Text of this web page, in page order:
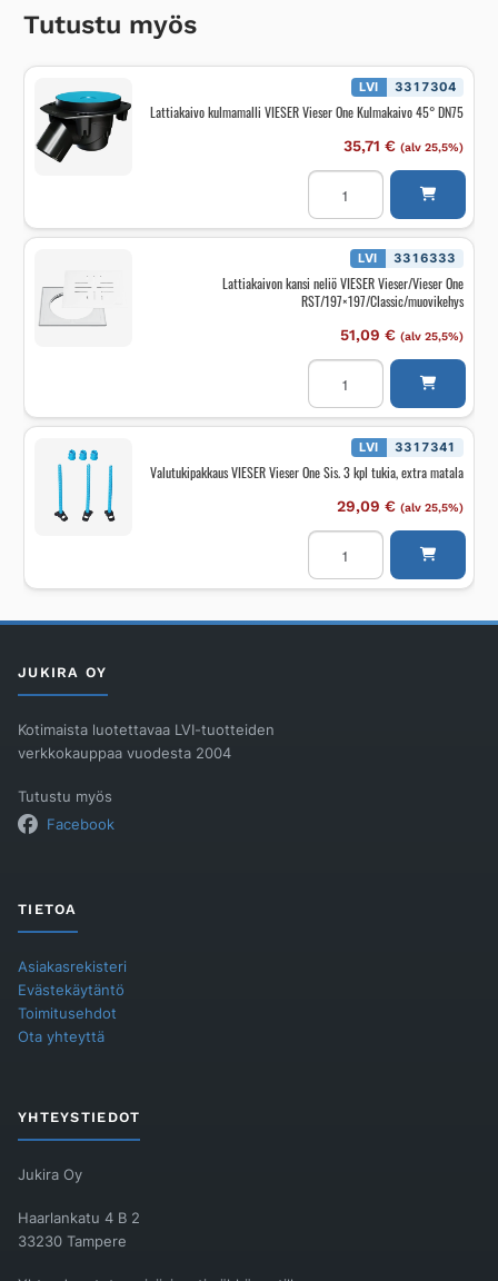
Tutustu myös
LVI 3317304
Lattiakaivo kulmamalli VIESER Vieser One Kulmakaivo 45° DN75
35,71 € (alv 25,5%)
Lattiakaivo
kulmamalli
VIESER
Vieser
One
Kulmakaivo
DN75
määrä
LVI 3316333
Lattiakaivon kansi neliö VIESER Vieser/Vieser One
RST/197×197/Classic/muovikehys
51,09 € (alv 25,5%)
Lattiakaivon
kansi
VIESER
Vieser/Vieser
RST/197x197/Classic/
määrä
LVI 3317341
Valutukipakkaus VIESER Vieser One Sis. 3 kpl tukia, extra matala
29,09 € (alv 25,5%)
Valutukipakkaus
VIESER
Vieser
One
kpl
JUKIRA OY
Kotimaista luotettavaa LVI-tuotteiden
verkkokauppaa vuodesta 2004
Tutustu myös
Facebook
TIETOA
Asiakasrekisteri
Evästekäytäntö
Toimitusehdot
Ota yhteyttä
YHTEYSTIEDOT
Jukira Oy
Haarlankatu 4 B 2
33230 Tampere